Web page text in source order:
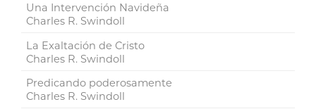
Una Intervención Navideña
Charles R. Swindoll
La Exaltación de Cristo
Charles R. Swindoll
Predicando poderosamente
Charles R. Swindoll